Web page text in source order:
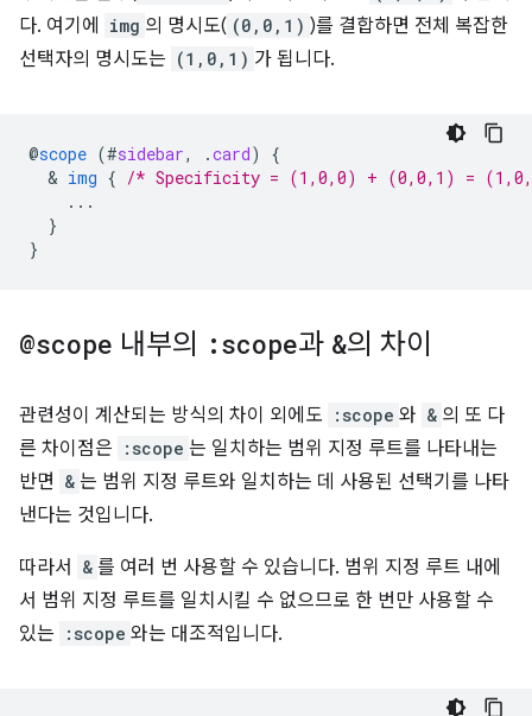
다. 여기에
img 의 명시도( (0,0,1) )를 결합하면 전체 복잡한
선택자의 명시도는 (1,0,1) 가 됩니다.
@scope (#sidebar, .card)
{
  &
img { /* Specificity = (1,0,0) + (0,0,1) =
...
}
}
@scope 내부의 :scope과 &의 차이
관련성이 계산되는 방식의 차이 외에도 :scope 와 & 의 또 다
른 차이점은
:scope 는 일치하는 범위 지정 루트를 나타내는
반면 & 는 범위 지정 루트와 일치하는 데 사용된 선택기를 나타
낸다는 것입니다.
따라서 & 를 여러 번 사용할 수 있습니다. 범위 지정 루트 내에
서 범위 지정 루트를 일치시킬 수 없으므로 한 번만 사용할 수
있는
:scope 와는 대조적입니다.